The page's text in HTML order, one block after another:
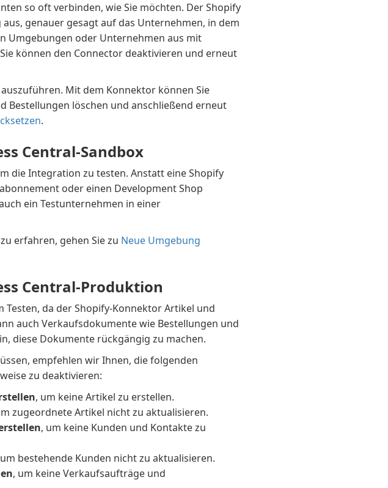
so oft verbinden, wie Sie möchten. Der Shopify
genauer gesagt auf das Unternehmen, in dem
Umgebungen oder Unternehmen aus mit
können den Connector deaktivieren und erneut
Mit dem Konnektor können Sie
Bestellungen löschen und anschließend erneut
.
Central-Sandbox
die Integration zu testen. Anstatt eine Shopify
oder einen Development Shop
ein Testunternehmen in einer
erfahren, gehen Sie zu Neue Umgebung
Central-Produktion
da der Shopify-Konnektor Artikel und
auch Verkaufsdokumente wie Bestellungen und
diese Dokumente rückgängig zu machen.
empfehlen wir Ihnen, die folgenden
zu deaktivieren:
, um keine Artikel zu erstellen.
zugeordnete Artikel nicht zu aktualisieren.
, um keine Kunden und Kontakte zu
bestehende Kunden nicht zu aktualisieren.
, um keine Verkaufsaufträge und